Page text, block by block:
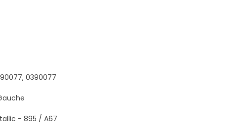
0390077
- 895 / A67